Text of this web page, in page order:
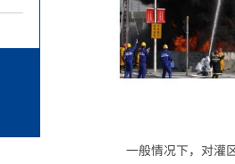
一般情况下，对灌